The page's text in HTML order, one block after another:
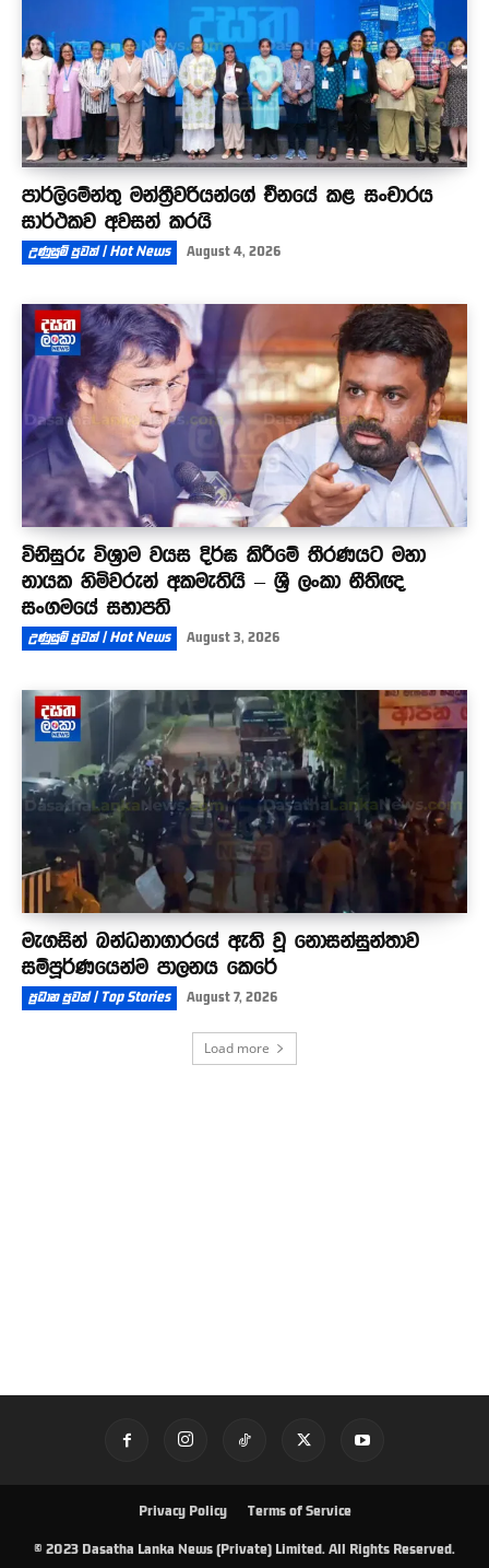
පාර්ලිමේන්තු මන්ත්‍රීවරියන්ගේ චීනයේ කළ සංචාරය
සාර්ථකව අවසන් කරයි
උණුසුම් පුවත් | Hot News August 4, 2026
විනිසුරු විශ්‍රාම වයස දිර්ඝ කිරීමේ තීරණයට මහා
නායක හිමිවරුන් අකමැතියි – ශ්‍රී ලංකා නීතිඥ
සංගමයේ සභාපති
උණුසුම් පුවත් | Hot News August 3, 2026
මැගසින් බන්ධනාගාරයේ ඇති වූ නොසන්සුන්තාව
සම්පූර්ණයෙන්ම පාලනය කෙරේ
ප්‍රධාන පුවත් | Top Stories August 7, 2026
Load more
Privacy Policy Terms of Service
© 2023 Dasatha Lanka News (Private) Limited. All Rights Reserved.